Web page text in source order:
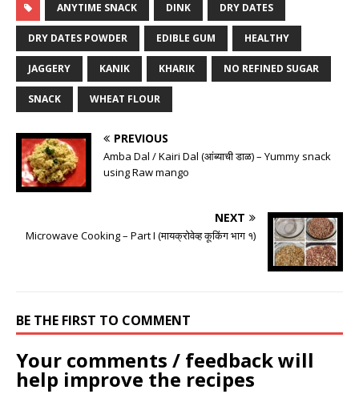
ANYTIME SNACK DINK DRY DATES
DRY DATES POWDER EDIBLE GUM HEALTHY
JAGGERY KANIK KHARIK NO REFINED SUGAR
SNACK WHEAT FLOUR
PREVIOUS
Amba Dal / Kairi Dal (आंब्याची डाळ) – Yummy snack
using Raw mango
NEXT
Microwave Cooking – Part I (मायक्रोवेव्ह कूकिंग भाग १)
BE THE FIRST TO COMMENT
Your comments / feedback will
help improve the recipes